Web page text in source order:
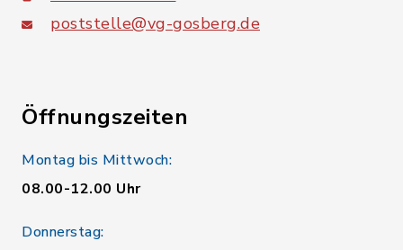
poststelle@vg-gosberg.de
Öffnungszeiten
Montag bis Mittwoch:
08.00-12.00 Uhr
Donnerstag: